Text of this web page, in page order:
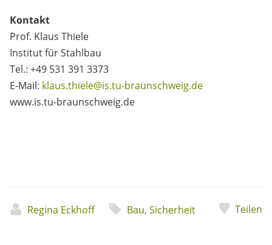
Kontakt
Prof. Klaus Thiele
Institut für Stahlbau
Tel.: +49 531 391 3373
E-Mail: klaus.thiele@is.tu-braunschweig.de
www.is.tu-braunschweig.de
Regina Eckhoff Bau, Sicherheit Teilen